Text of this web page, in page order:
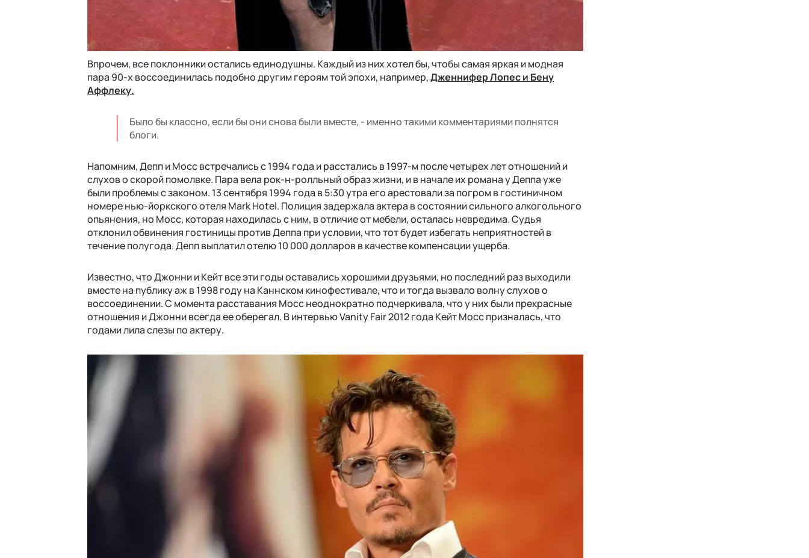
Впрочем, все поклонники остались единодушны. Каждый из них хотел бы, чтобы самая яркая и модная
пара 90-х воссоединилась подобно другим героям той эпохи, например,Дженнифер Лопес и Бену
Аффлеку.
Было бы классно, если бы они снова были вместе, - именно такими комментариями полнятся
блоги.
Напомним, Депп и Мосс встречались с 1994 года и расстались в 1997-м после четырех лет отношений и
слухов о скорой помолвке. Пара вела рок-н-ролльный образ жизни, и в начале их романа у Деппа уже
были проблемы с законом. 13 сентября 1994 года в 5:30 утра его арестовали за погром в гостиничном
номере нью-йоркского отеля Mark Hotel. Полиция задержала актера в состоянии сильного алкогольного
опьянения, но Мосс, которая находилась с ним, в отличие от мебели, осталась невредима. Судья
отклонил обвинения гостиницы против Деппа при условии, что тот будет избегать неприятностей в
течение полугода. Депп выплатил отелю 10 000 долларов в качестве компенсации ущерба.
Известно, что Джонни и Кейт все эти годы оставались хорошими друзьями, но последний раз выходили
вместе на публику аж в 1998 году на Каннском кинофестивале, что и тогда вызвало волну слухов о
воссоединении. С момента расставания Мосс неоднократно подчеркивала, что у них были прекрасные
отношения и Джонни всегда ее оберегал. В интервью Vanity Fair 2012 года Кейт Мосс призналась, что
годами лила слезы по актеру.